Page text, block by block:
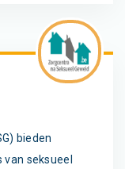
bieden
seksueel